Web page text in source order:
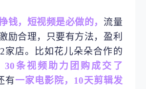
钱，短视频是必做的， 流量
励合理，只要有方法，盈利
家店。比如花儿朵朵合作的
30条视频助力团购成交了
有一家电影院，10天剪辑发